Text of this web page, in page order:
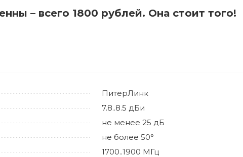
– всего 1800 рублей. Она стоит того!
ПитерЛинк
7.8..8.5 дБи
не менее 25 дБ
не более 50°
1700..1900 МГц
мобильный интернет, и интегратором его в
Мы не занимается блокировкой сервисов.